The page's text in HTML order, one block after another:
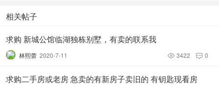
相关帖子
求购 新城公馆临湖独栋别墅，有卖的联系我
林熙蕾 2020-7-11  0
 3422
求购二手房或老房 急卖的有新房子卖旧的 有钥匙现看房